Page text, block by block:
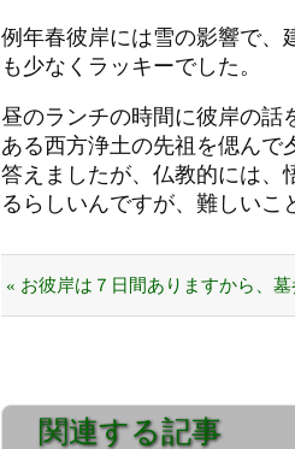
例年春彼岸には雪の影響で、
も少なくラッキーでした。
昼のランチの時間に彼岸の話
ある西方浄土の先祖を偲んで
答えましたが、仏教的には、
るらしいんですが、難しいこ
« お彼岸は７日間ありますから、墓
関連する記事